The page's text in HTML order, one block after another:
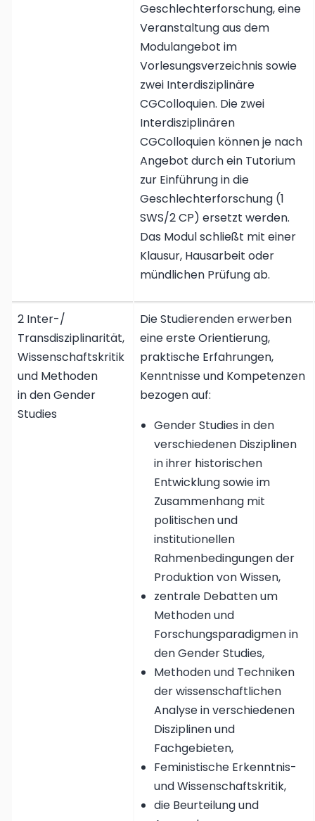
Geschlechterforschung, eine
Veranstaltung aus dem
Modulangebot im
Vorlesungsverzeichnis sowie
zwei Interdisziplinäre
CGColloquien. Die zwei
Interdisziplinären
CGColloquien können je nach
Angebot durch ein Tutorium
zur Einführung in die
Geschlechterforschung (1
SWS/2 CP) ersetzt werden.
Das Modul schließt mit einer
Klausur, Hausarbeit oder
mündlichen Prüfung ab.
2 Inter-/
Trans­dis­zi­pli­na­ri­tät,
Wissen­schafts­kritik
und Methoden
in den Gender
Studies
Die Studierenden erwerben
eine erste Orientierung,
praktische Erfahrungen,
Kenntnisse und Kompetenzen
bezogen auf:
Gender Studies in den
verschiedenen Disziplinen
in ihrer historischen
Entwicklung sowie im
Zusammenhang mit
politischen und
institutionellen
Rahmenbedingungen der
Produktion von Wissen,
zentrale Debatten um
Methoden und
Forschungsparadigmen in
den Gender Studies,
Methoden und Techniken
der wissenschaftlichen
Analyse in verschiedenen
Disziplinen und
Fachgebieten,
Feministische Erkenntnis-
und Wissenschaftskritik,
die Beurteilung und